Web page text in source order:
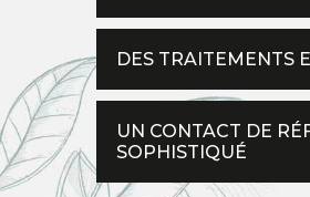
DES TRAITEMENTS
UN CONTACT DE
SOPHISTIQUÉ